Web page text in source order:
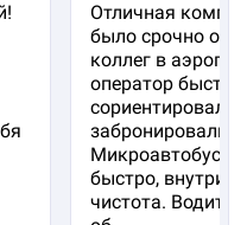
Отличная
было срочно
коллег в
оператор быстро
сориентировал и
забронировали
Микроавтобус
быстро, внутри
чистота.